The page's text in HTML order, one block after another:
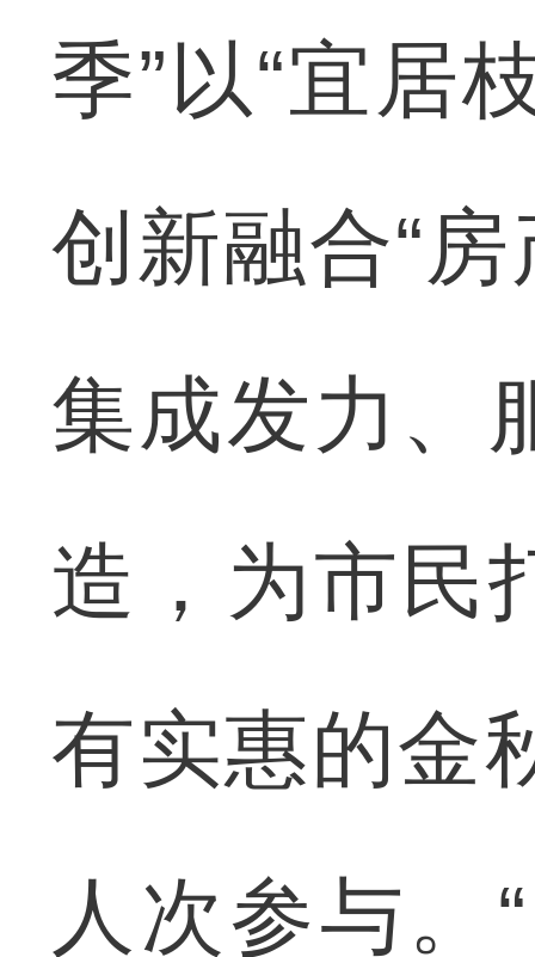
季”以“宜居
创新融合“
集成发力、
造，为市民
有实惠的金
人次参与。